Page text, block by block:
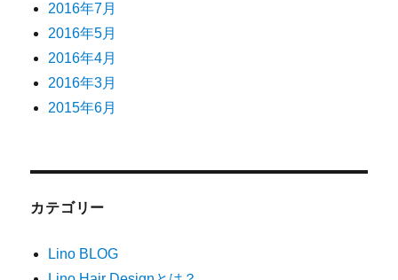
2016年7月
2016年5月
2016年4月
2016年3月
2015年6月
カテゴリー
Lino BLOG